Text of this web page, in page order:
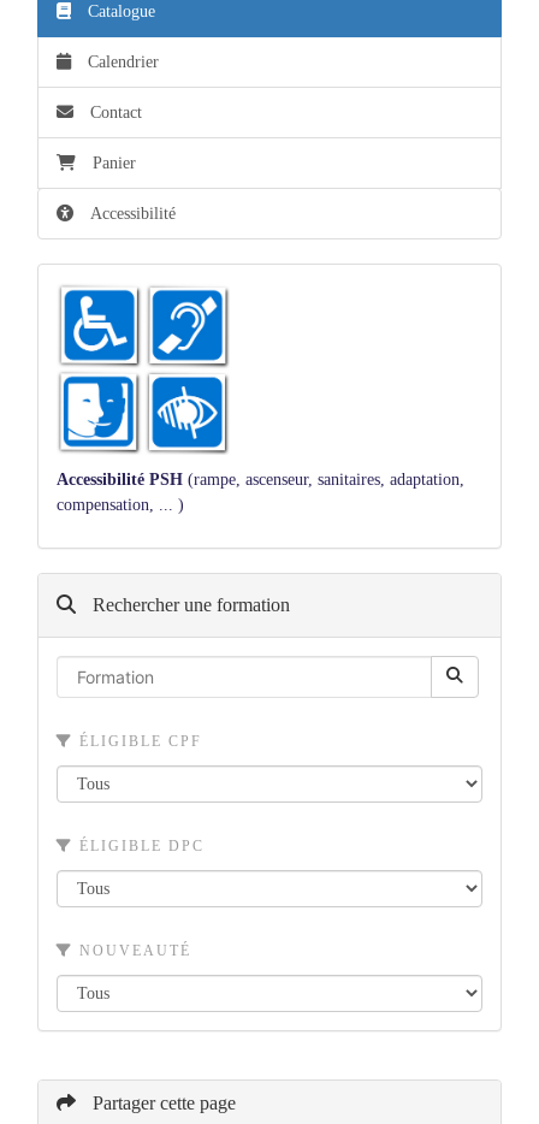
Catalogue
Calendrier
Contact
Panier
Accessibilité
Accessibilité PSH (rampe, ascenseur, sanitaires, adaptation,
compensation, ... )
Rechercher une formation
ÉLIGIBLE CPF
ÉLIGIBLE DPC
NOUVEAUTÉ
Partager cette page